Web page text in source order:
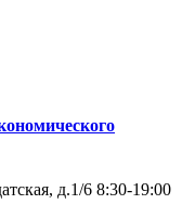
д.1/6 8:30-19:00